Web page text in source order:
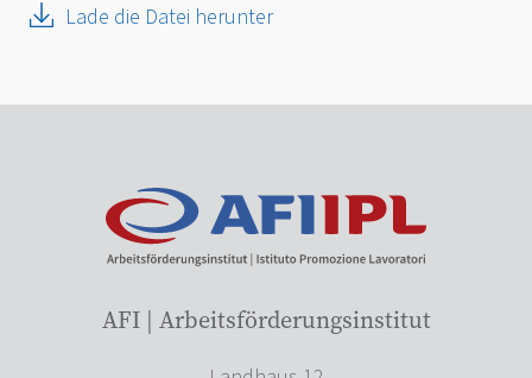
Lade die Datei herunter
AFI | Arbeitsförderungsinstitut